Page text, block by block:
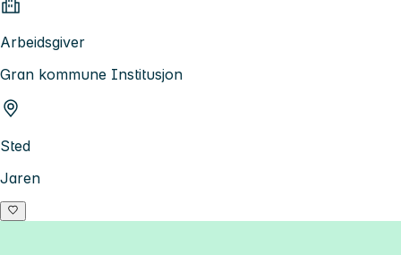
Arbeidsgiver
Gran kommune Institusjon
Sted
Jaren